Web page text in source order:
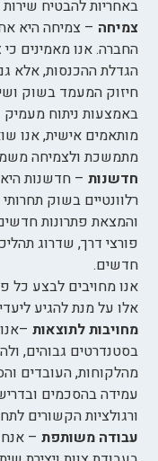
באחריות להבטיח
צמיחה – צמיחה היא
החברה. אנו מאמינים
הגדלת ההכנסות, אלא
חיזוק המעמד בשוק
באמצעות ניתוח מעמיק
מותאמים אישית, אנו
מתמשכת ולצמיחה
חדשנות – חדשנות
רלוונטיים בשוק
והמצאת פתרונות
פורצי דרך, שדרוג
חדשים.
אנו מחויבים לבצע
אלו על מנת להגיע
מחויבות לתוצאות
בסטנדרטים גבוהים,
מהלקוחות, העובדים
עמידה בהסכמים
ורגולציות הקשורים
עבודה משותפת –